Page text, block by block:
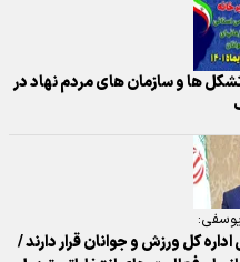
ها و سازمان های مردم نهاد در
کل ورزش و جوانان قرار دارند /